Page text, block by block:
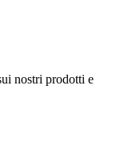
nostri prodotti e